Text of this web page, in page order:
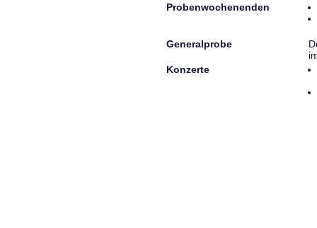
Probenwochenenden
Generalprobe
Konzerte